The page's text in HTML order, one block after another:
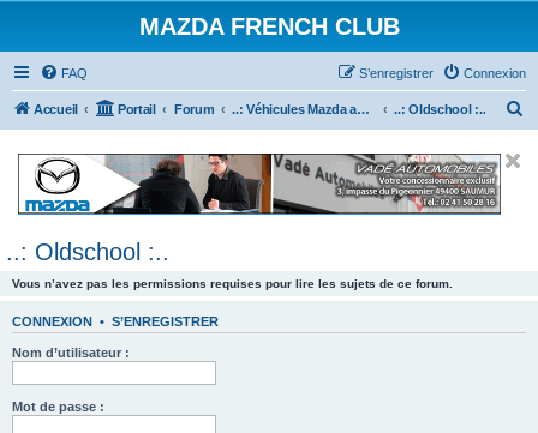
MAZDA FRENCH CLUB
FAQ Connexion
S’enregistrer
Accueil Portail Forum ..: Véhicules Mazda ancien (<2003) :.. ..: Oldschool :..
e
..: Oldschool :..
Vous n’avez pas les permissions requises pour lire les sujets de ce forum.
CONNEXION • S’ENREGISTRER
Nom d’utilisateur :
Mot de passe :